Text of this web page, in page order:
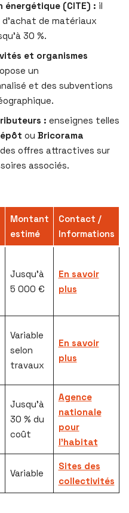
(CITE) : il
de matériaux
30 %.
et organismes
un
et des subventions
: enseignes telles
ou Bricorama
offres attractives sur
associés.
Montant
estimé
Contact /
Informations
Jusqu’à
5 000 €
En savoir
plus
Variable
selon
travaux
En savoir
plus
Jusqu’à
30 % du
coût
Agence
nationale
pour
l’habitat
Variable
Sites des
collectivités